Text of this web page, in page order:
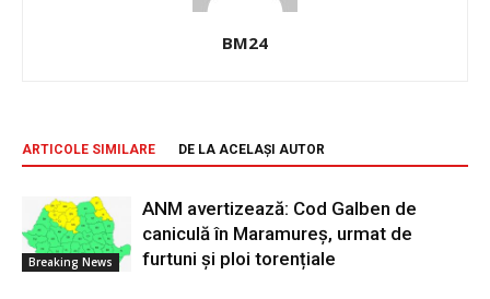
BM24
ARTICOLE SIMILARE DE LA ACELAȘI AUTOR
Breaking News
ANM avertizează: Cod Galben de
caniculă în Maramureș, urmat de
furtuni și ploi torențiale